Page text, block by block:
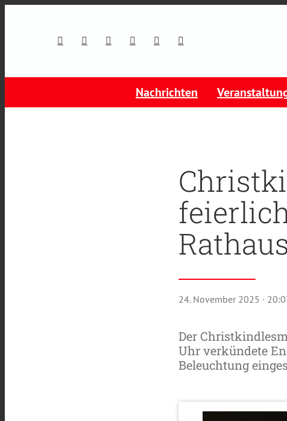
Nachrichten
24. November 2025 ·
Der
Uhr verkündete
Beleuchtung